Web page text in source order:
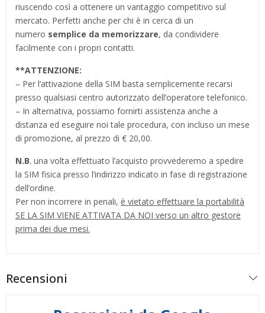
riuscendo così a ottenere un vantaggio competitivo sul
mercato. Perfetti anche per chi è in cerca di un
numero semplice da memorizzare, da condividere
facilmente con i propri contatti.
**ATTENZIONE:
– Per l’attivazione della SIM basta semplicemente recarsi
presso qualsiasi centro autorizzato dell’operatore telefonico.
– In alternativa, possiamo fornirti assistenza anche a
distanza ed eseguire noi tale procedura, con incluso un mese
di promozione, al prezzo di € 20,00.
N.B. una volta effettuato l’acquisto provvederemo a spedire
la SIM fisica presso l’indirizzo indicato in fase di registrazione
dell’ordine.
Per non incorrere in penali, è vietato effettuare la portabilità
SE LA SIM VIENE ATTIVATA DA NOI verso un altro gestore
prima dei due mesi.
Recensioni